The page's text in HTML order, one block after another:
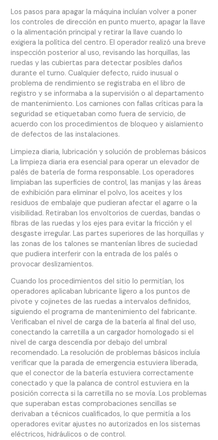
Los pasos para apagar la máquina incluían volver a poner
los controles de dirección en punto muerto, apagar la llave
o la alimentación principal y retirar la llave cuando lo
exigiera la política del centro. El operador realizó una breve
inspección posterior al uso, revisando las horquillas, las
ruedas y las cubiertas para detectar posibles daños
durante el turno. Cualquier defecto, ruido inusual o
problema de rendimiento se registraba en el libro de
registro y se informaba a la supervisión o al departamento
de mantenimiento. Los camiones con fallas críticas para la
seguridad se etiquetaban como fuera de servicio, de
acuerdo con los procedimientos de bloqueo y aislamiento
de defectos de las instalaciones.
Limpieza diaria, lubricación y solución de problemas básicos
La limpieza diaria era esencial para operar un elevador de
palés de batería de forma responsable. Los operadores
limpiaban las superficies de control, las manijas y las áreas
de exhibición para eliminar el polvo, los aceites y los
residuos de embalaje que pudieran afectar el agarre o la
visibilidad. Retiraban los envoltorios de cuerdas, bandas o
fibras de las ruedas y los ejes para evitar la fricción y el
desgaste irregular. Las partes superiores de las horquillas y
las zonas de los talones se mantenían libres de suciedad
que pudiera interferir con la entrada de los palés o
provocar deslizamientos.
Cuando los procedimientos del sitio lo permitían, los
operadores aplicaban lubricante ligero a los puntos de
pivote y cojinetes de las ruedas a intervalos definidos,
siguiendo el programa de mantenimiento del fabricante.
Verificaban el nivel de carga de la batería al final del uso,
conectando la carretilla a un cargador homologado si el
nivel de carga descendía por debajo del umbral
recomendado. La resolución de problemas básicos incluía
verificar que la parada de emergencia estuviera liberada,
que el conector de la batería estuviera correctamente
conectado y que la palanca de control estuviera en la
posición correcta si la carretilla no se movía. Los problemas
que superaban estas comprobaciones sencillas se
derivaban a técnicos cualificados, lo que permitía a los
operadores evitar ajustes no autorizados en los sistemas
eléctricos, hidráulicos o de control.